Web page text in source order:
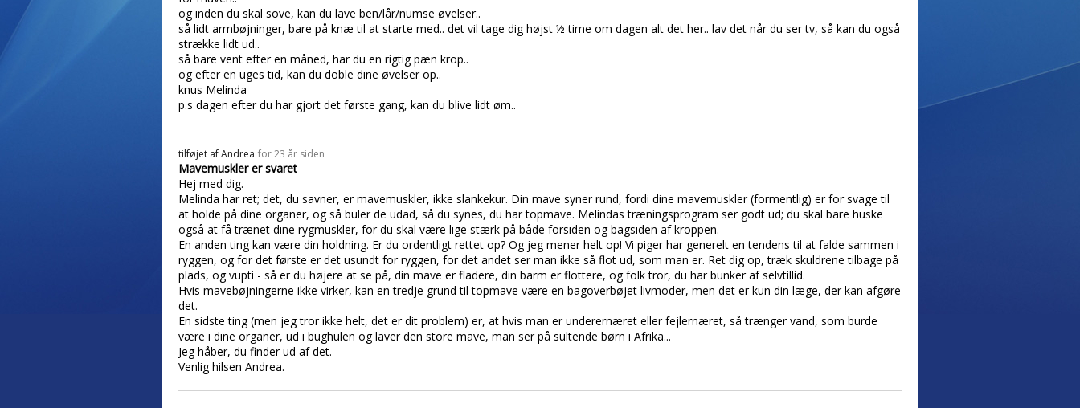
og inden du skal sove, kan du lave ben/lår/numse øvelser..
så lidt armbøjninger, bare på knæ til at starte med.. det vil tage dig højst ½ time om dagen alt det her.. lav det når du ser tv, så kan du også
strække lidt ud..
så bare vent efter en måned, har du en rigtig pæn krop..
og efter en uges tid, kan du doble dine øvelser op..
knus Melinda
p.s dagen efter du har gjort det første gang, kan du blive lidt øm..
tilføjet afAndrea for 23 år siden
Mavemuskler er svaret
Hej med dig.
Melinda har ret; det, du savner, er mavemuskler, ikke slankekur. Din mave syner rund, fordi dine mavemuskler (formentlig) er for svage til
at holde på dine organer, og så buler de udad, så du synes, du har topmave. Melindas træningsprogram ser godt ud; du skal bare huske
også at få trænet dine rygmuskler, for du skal være lige stærk på både forsiden og bagsiden af kroppen.
En anden ting kan være din holdning. Er du ordentligt rettet op? Og jeg mener helt op! Vi piger har generelt en tendens til at falde sammen i
ryggen, og for det første er det usundt for ryggen, for det andet ser man ikke så flot ud, som man er. Ret dig op, træk skuldrene tilbage på
plads, og vupti - så er du højere at se på, din mave er fladere, din barm er flottere, og folk tror, du har bunker af selvtillid.
Hvis mavebøjningerne ikke virker, kan en tredje grund til topmave være en bagoverbøjet livmoder, men det er kun din læge, der kan afgøre
det.
En sidste ting (men jeg tror ikke helt, det er dit problem) er, at hvis man er underernæret eller fejlernæret, så trænger vand, som burde
være i dine organer, ud i bughulen og laver den store mave, man ser på sultende børn i Afrika...
Jeg håber, du finder ud af det.
Venlig hilsen Andrea.